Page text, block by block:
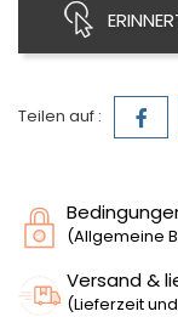
Teilen auf :
(Allgemeine
Versand &
(Lieferzeit